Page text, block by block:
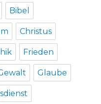
Bibel
Christus
Frieden
Glaube